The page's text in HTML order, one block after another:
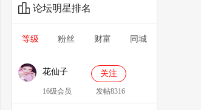
论坛明星排名
等级 粉丝 财富 同城
花仙子 关注
16级会员 发帖8316